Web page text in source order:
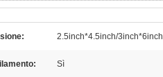
2.5inch*4.5inch/3inch*6inch
Sì